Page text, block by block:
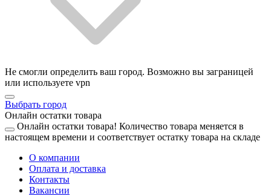
Не смогли определить ваш город. Возможно вы заграницей
или используете vpn
Выбрать город
Онлайн остатки товара
Онлайн остатки товара! Количество товара меняется в
настоящем времени и соответствует остатку товара на складе
О компании
Оплата и доставка
Контакты
Вакансии